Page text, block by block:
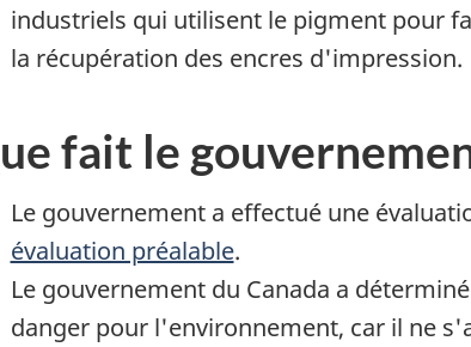
industriels qui utilisent le pigment pour
la récupération des encres d'impression.
fait le
Le gouvernement a effectué une
évaluation préalable.
Le gouvernement du Canada a
danger pour l'environnement, car il ne